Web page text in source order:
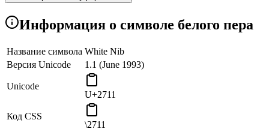
Информация о символе белого пера
Название символа White Nib
Версия Unicode
1.1 (June 1993)
Unicode
U+2711
Код CSS
\2711